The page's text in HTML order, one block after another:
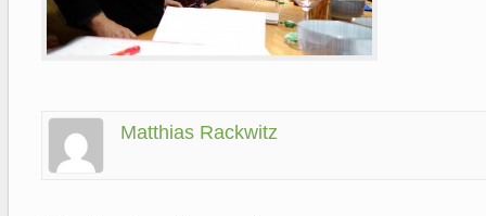
Matthias Rackwitz